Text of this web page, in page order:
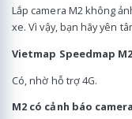
Lắp camera M2 không
xe. Vì vậy, bạn hãy yên
Vietmap Speedmap
Có, nhờ hỗ trợ 4G.
M2 có cảnh báo